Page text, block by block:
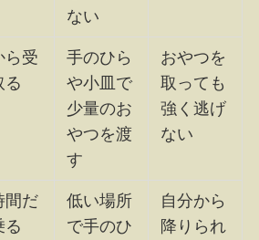
ない
ら受
る
手のひら
や小皿で
少量のお
やつを渡
す
おやつを
取っても
強く逃げ
ない
間だ
る
低い場所
で手のひ
自分から
降りられ